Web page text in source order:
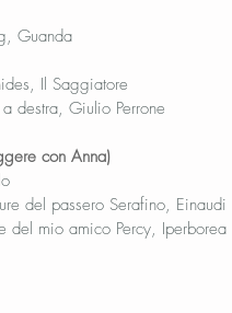
Guanda
Il Saggiatore
destra, Giulio Perrone
con Anna)
del passero Serafino,
del mio amico Percy, Iperborea